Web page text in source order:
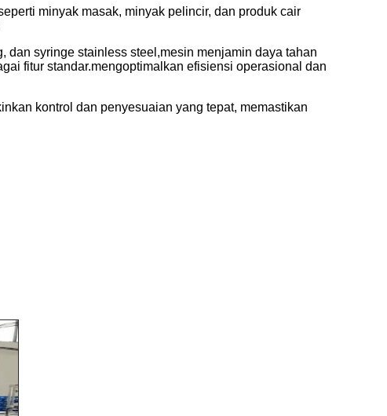
minyak masak, minyak pelincir, dan produk cair
dan syringe stainless steel,mesin menjamin daya tahan
fitur standar.mengoptimalkan efisiensi operasional dan
kontrol dan penyesuaian yang tepat, memastikan